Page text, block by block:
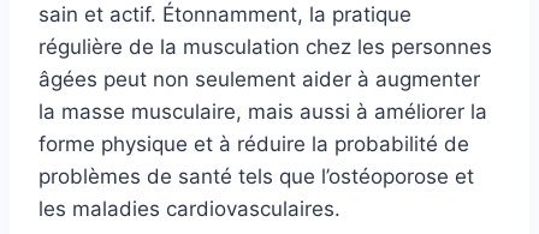
sain et actif. Étonnamment, la pratique
régulière de la musculation chez les personnes
âgées peut non seulement aider à augmenter
la masse musculaire, mais aussi à améliorer la
forme physique et à réduire la probabilité de
problèmes de santé tels que l’ostéoporose et
les maladies cardiovasculaires.